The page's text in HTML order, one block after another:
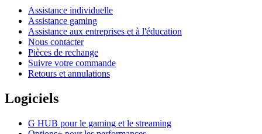
Assistance individuelle
Assistance gaming
Assistance aux entreprises et à l'éducation
Nous contacter
Pièces de rechange
Suivre votre commande
Retours et annulations
Logiciels
G HUB pour le gaming et le streaming